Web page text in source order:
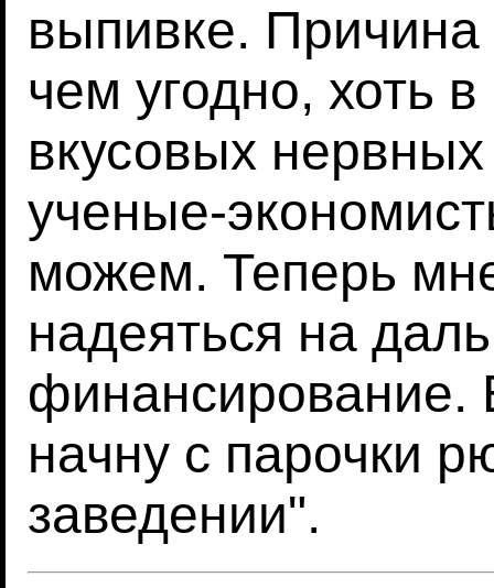
выпивке. Причина
чем угодно, хоть
вкусовых
ученые-
можем. Теперь
надеяться на
финансирование.
начну с парочки
заведении".